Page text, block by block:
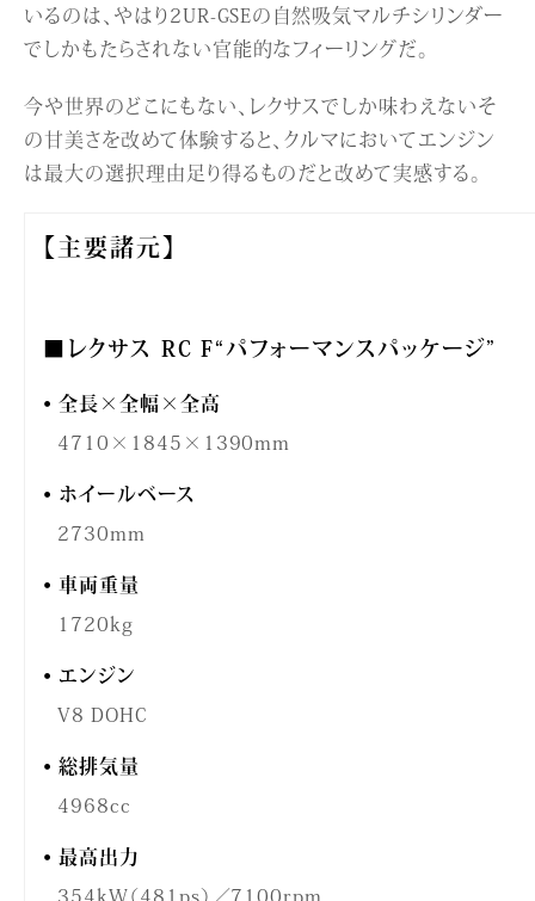
いるのは、やはり2UR-GSEの自然吸気マルチシリンダー
でしかもたらされない官能的なフィーリングだ。
今や世界のどこにもない、レクサスでしか味わえないそ
の甘美さを改めて体験すると、クルマにおいてエンジン
は最大の選択理由足り得るものだと改めて実感する。
【主要諸元】
■レクサス RC F“パフォーマンスパッケージ”
全長×全幅×全高
4710×1845×1390mm
ホイールベース
2730mm
車両重量
1720kg
エンジン
V8 DOHC
総排気量
4968cc
最高出力
354kW（481ps）／7100rpm